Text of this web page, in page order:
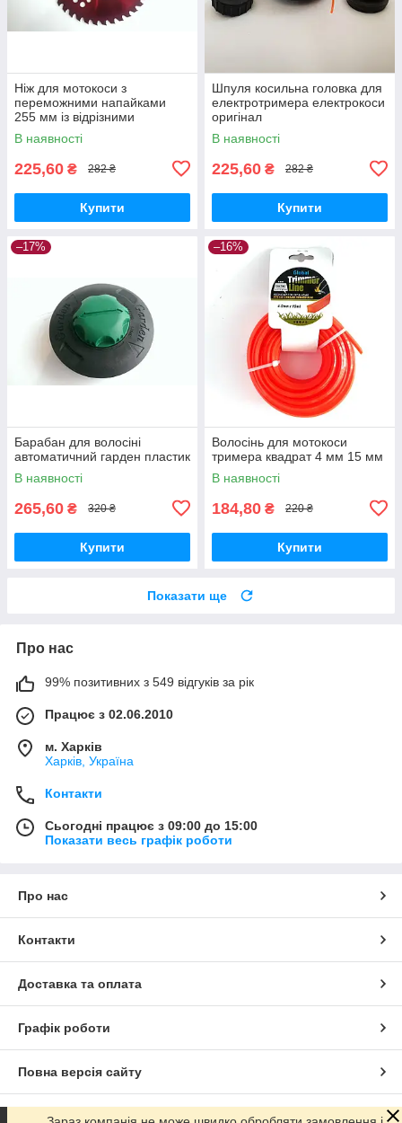
Ніж для мотокоси з
переможними напайками
255 мм із відрізними
пелюстками
В наявності
225,60 ₴ 282 ₴
Купити
Шпуля косильна головка для
електротримера електрокоси
оригінал
В наявності
225,60 ₴ 282 ₴
Купити
–17%
Барабан для волосіні
автоматичний гарден пластик
В наявності
265,60 ₴ 320 ₴
Купити
–16%
Волосінь для мотокоси
тримера квадрат 4 мм 15 мм
В наявності
184,80 ₴ 220 ₴
Купити
Показати ще
Про нас
99% позитивних з 549 відгуків за рік
Працює з 02.06.2010
м. Харків
Харків, Україна
Контакти
Сьогодні працює з 09:00 до 15:00
Показати весь графік роботи
Про нас
Контакти
Доставка та оплата
Графік роботи
Повна версія сайту
Сайт створено на маркетплейсі Prom.ua